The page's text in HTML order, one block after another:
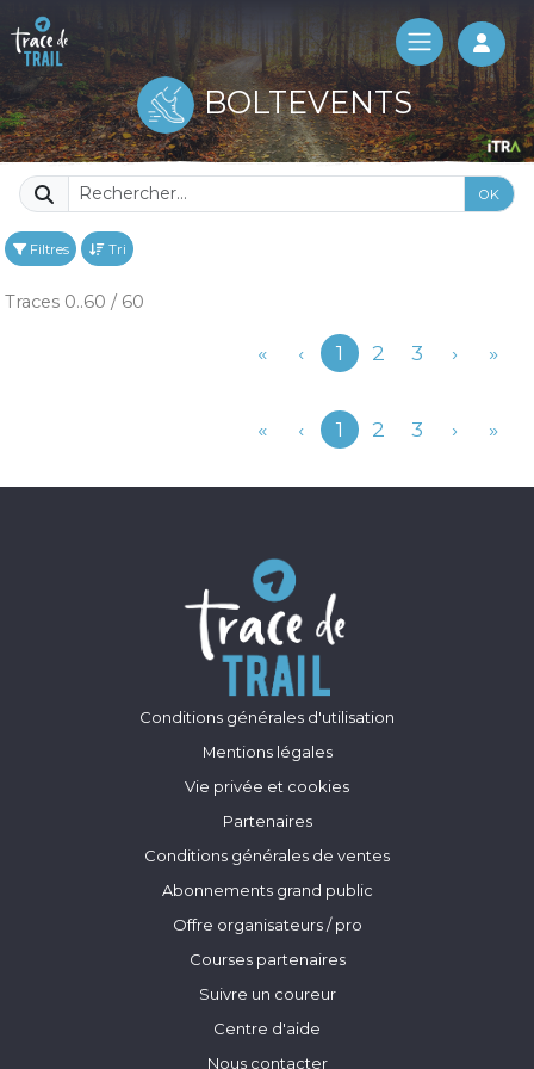
Log
BOLTEVENTS
OK
Filtres Tri
Traces 0..60 / 60
« ‹Précédent
1 2 3 › »
« ‹Précédent
1 2 3 › »
Conditions générales d'utilisation
Mentions légales
Vie privée et cookies
Partenaires
Conditions générales de ventes
Abonnements grand public
Offre organisateurs / pro
Courses partenaires
Suivre un coureur
Centre d'aide
Nous contacter